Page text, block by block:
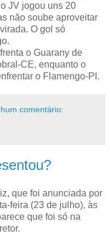
JV jogou uns 20
não soube aproveitar
O gol só
o Guarany de
CE, enquanto o
o Flamengo-PI.
comentário:
que foi anunciada por
feira (23 de julho), às
que foi só na